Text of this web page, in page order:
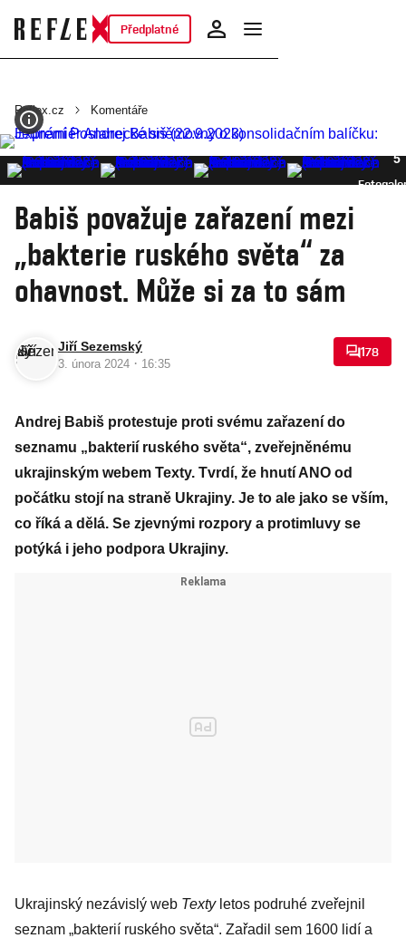
Předplatné
Reflex.cz Komentáře
5
Babiš považuje zařazení mezi
„bakterie ruského světa“ za
ohavnost. Může si za to sám
Jiří Sezemský
3. února 2024 · 16:35
178
Andrej Babiš protestuje proti svému zařazení do
seznamu „bakterií ruského světa“, zveřejněnému
ukrajinským webem Texty. Tvrdí, že hnutí ANO od
počátku stojí na straně Ukrajiny. Je to ale jako se vším,
co říká a dělá. Se zjevnými rozpory a protimluvy se
potýká i jeho podpora Ukrajiny.
Ukrajinský nezávislý web Textyletos podruhé zveřejnil
seznam „bakterií ruského světa“. Zařadil sem 1600 lidí a